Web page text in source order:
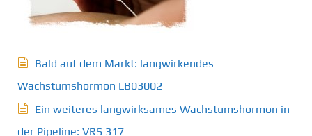
Bald auf dem Markt: langwirkendes
Wachstumshormon LB03002
Ein weiteres langwirksames Wachstumshormon in
der Pipeline: VRS 317